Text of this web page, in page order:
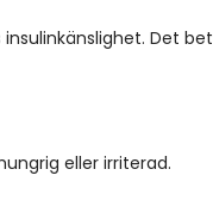
Det
eller irriterad.